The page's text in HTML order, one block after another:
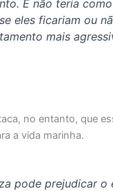
E não teria
eles ficariam ou
mais
no entanto, que
a vida marinha.
pode prejudicar o